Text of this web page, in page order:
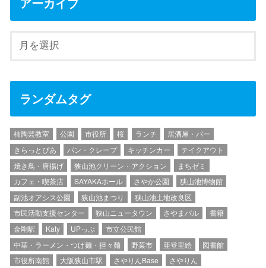
ランダムタグ
柿陶芸教室 公園 市役所 桜 ランチ
居酒屋・バー
きらっとぴあ
パン・クレープ キッチンカー
テイクアウト
焼き鳥・唐揚げ
狭山池クリーン・アクション
まちゼミ
カフェ・喫茶店
SAYAKAホール さやか公園
狭山池博物館
副池オアシス公園
狭山池まつり
狭山池土地改良区
市民活動支援センター
狭山ニュータウン さやまバル
書籍
金剛駅
Katy UPっぷ
市立公民館
中華・ラーメン・つけ麺・担々麺
野菜市 亜登里絵
図書館
市役所南館
大阪狭山市駅 さやりんBase
さやりん